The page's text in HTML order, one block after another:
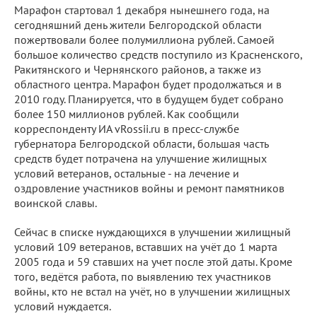
Марафон стартовал 1 декабря нынешнего года, на
сегодняшний день жители Белгородской области
пожертвовали более полумиллиона рублей. Самоей
большое количество средств поступило из Красненского,
Ракитянского и Чернянского районов, а также из
областного центра. Марафон будет продолжаться и в
2010 году. Планируется, что в будущем будет собрано
более 150 миллионов рублей. Как сообщили
корреспонденту ИА vRossii.ru в пресс-службе
губернатора Белгородской области, большая часть
средств будет потрачена на улучшение жилищных
условий ветеранов, остальные - на лечение и
оздровление участников войны и ремонт памятников
воинской славы.
Сейчас в списке нуждающихся в улучшении жилищный
условий 109 ветеранов, вставших на учёт до 1 марта
2005 года и 59 ставших на учет после этой даты. Кроме
того, ведётся работа, по выявлению тех участников
войны, кто не встал на учёт, но в улучшении жилищных
условий нуждается.